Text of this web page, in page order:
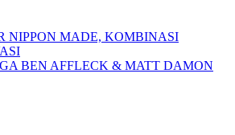
NIPPON MADE, KOMBINASI
BEN AFFLECK & MATT DAMON